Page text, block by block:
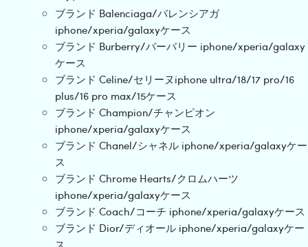
ブランド Balenciaga/バレンシアガ
iphone/xperia/galaxyケース
ブランド Burberry/バーバリー iphone/xperia/galaxy
ケース
ブランド Celine/セリーヌiphone ultra/18/17 pro/16
plus/16 pro max/15ケース
ブランド Champion/チャンピオン
iphone/xperia/galaxyケース
ブランド Chanel/シャネル iphone/xperia/galaxyケー
ス
ブランド Chrome Hearts/クロムハーツ
iphone/xperia/galaxyケース
ブランド Coach/コーチ iphone/xperia/galaxyケース
ブランド Dior/ディオール iphone/xperia/galaxyケー